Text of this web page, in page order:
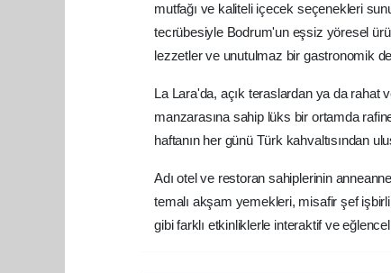
mutfağı ve kaliteli içecek seçenekleri
tecrübesiyle Bodrum'un eşsiz yöresel
lezzetler ve unutulmaz bir gastronomik
La Lara'da, açık teraslardan ya da rahat
manzarasına sahip lüks bir ortamda
haftanın her günü Türk kahvaltısından
Adı otel ve restoran sahiplerinin
temalı akşam yemekleri, misafir şef
gibi farklı etkinliklerle interaktif ve